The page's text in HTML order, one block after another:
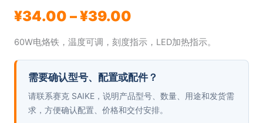
¥34.00 –¥39.00
范
围：
¥34.00
至
¥39.00
60W电烙铁，温度可调，刻度指示，LED加热指示。
需要确认型号、配置或配件？
请联系赛克 SAIKE，说明产品型号、数量、用途和发货需
求，方便确认配置、价格和交付安排。